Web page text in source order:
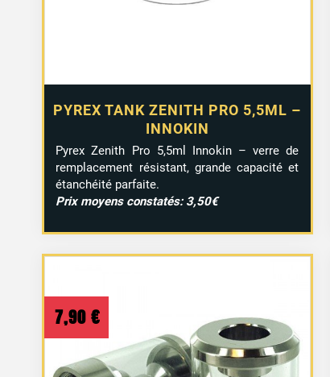
PYREX TANK ZENITH PRO 5,5ML –
INNOKIN
Pyrex Zenith Pro 5,5ml Innokin – verre de
remplacement résistant, grande capacité et
étanchéité parfaite.
Prix moyens constatés: 3,50€
7,90€